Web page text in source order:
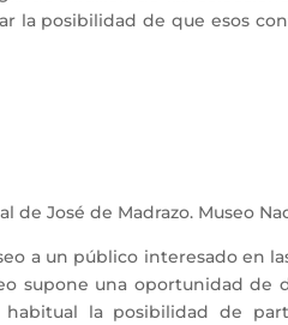
la posibilidad de que esos
de José de Madrazo. Museo
a un público interesado en
supone una oportunidad
la posibilidad de